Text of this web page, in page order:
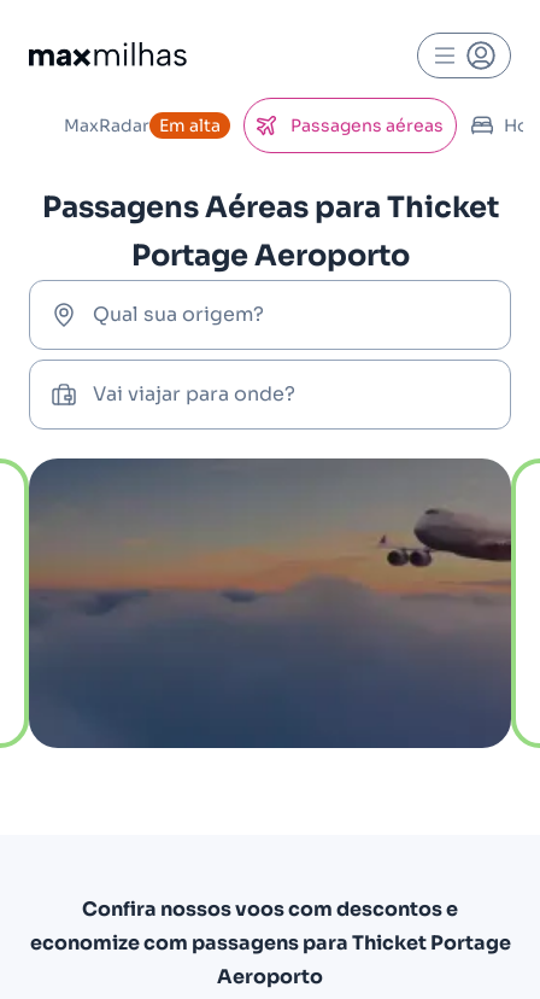
MaxRadar Em alta Passagens aéreas
Passagens Aéreas para Thicket
Portage Aeroporto
Qual sua origem?
Vai viajar para onde?
Confira nossos voos com descontos e
economize com passagens para Thicket Portage
Aeroporto